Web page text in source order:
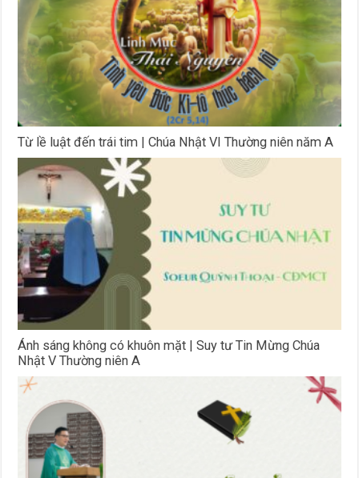
Từ lề luật đến trái tim | Chúa Nhật VI Thường niên năm A
Ánh sáng không có khuôn mặt | Suy tư Tin Mừng Chúa
Nhật V Thường niên A